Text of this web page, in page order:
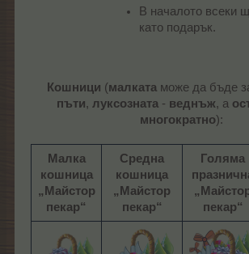
В началото всеки
като подарък.
Кошници (малкатаможе да бъде
пъти, луксозната- веднъж, а
многократно):
Малка
кошница
„Майстор
пекар“
Средна
кошница
„Майстор
пекар“
Голяма
пекар“